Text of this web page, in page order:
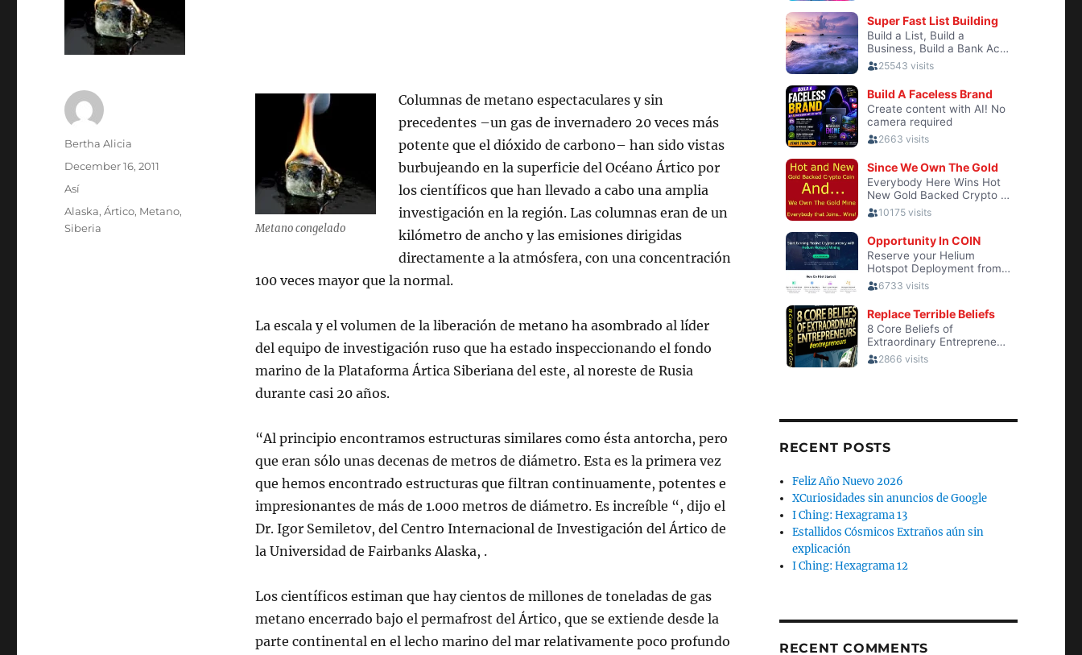
Metano congelado
Columnas de metano espectaculares y sin
precedentes –un gas de invernadero 20 veces más
potente que el dióxido de carbono– han sido vistas
burbujeando en la superficie del Océano Ártico por
los científicos que han llevado a cabo una amplia
investigación en la región. Las columnas eran de un
kilómetro de ancho y las emisiones dirigidas
directamente a la atmósfera, con una concentración
100 veces mayor que la normal.
La escala y el volumen de la liberación de metano ha asombrado al líder
del equipo de investigación ruso que ha estado inspeccionando el fondo
marino de la Plataforma Ártica Siberiana del este, al noreste de Rusia
durante casi 20 años.
“Al principio encontramos estructuras similares como ésta antorcha, pero
que eran sólo unas decenas de metros de diámetro. Esta es la primera vez
que hemos encontrado estructuras que filtran continuamente, potentes e
impresionantes de más de 1.000 metros de diámetro. Es increíble “, dijo el
Dr. Igor Semiletov, del Centro Internacional de Investigación del Ártico de
la Universidad de Fairbanks Alaska, .
Los científicos estiman que hay cientos de millones de toneladas de gas
metano encerrado bajo el permafrost del Ártico, que se extiende desde la
parte continental en el lecho marino del mar relativamente poco profundo
Author
Bertha Alicia
Posted
December 16, 2011
Categories
Así
Tags
Alaska,Ártico, Metano,
Siberia
RECENT POSTS
Feliz Año Nuevo 2026
XCuriosidades sin anuncios de Google
I Ching: Hexagrama 13
Estallidos Cósmicos Extraños aún sin
explicación
I Ching: Hexagrama 12
RECENT COMMENTS